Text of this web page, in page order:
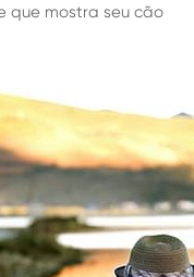
que mostra seu cão